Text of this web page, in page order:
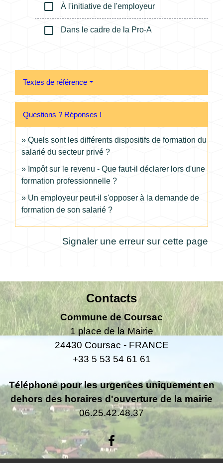
check_box_outline_blank À l'initiative de l'employeur
check_box_outline_blank Dans le cadre de la Pro-A
Textes de référence
Questions ? Réponses !
Quels sont les différents dispositifs de formation du
salarié du secteur privé ?
Impôt sur le revenu - Que faut-il déclarer lors d'une
formation professionnelle ?
Un employeur peut-il s'opposer à la demande de
formation de son salarié ?
Signaler une erreur sur cette page
Contacts
Commune de Coursac
1 place de la Mairie
24430 Coursac - FRANCE
+33 5 53 54 61 61
Téléphone pour les urgences uniquement en
dehors des horaires d'ouverture de la mairie
06.25.42.48.37